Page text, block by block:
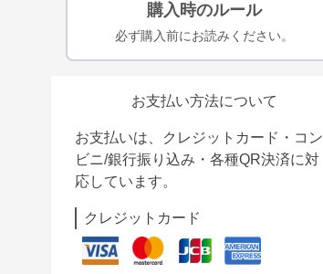
購入時のルール
必ず購入前にお読みください。
お支払い方法について
お支払いは、クレジットカード・コン
ビニ/銀行振り込み・各種QR決済に対
応しています。
クレジットカード